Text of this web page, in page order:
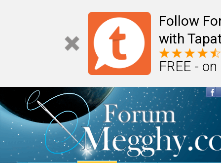
Follow
with
FREE -